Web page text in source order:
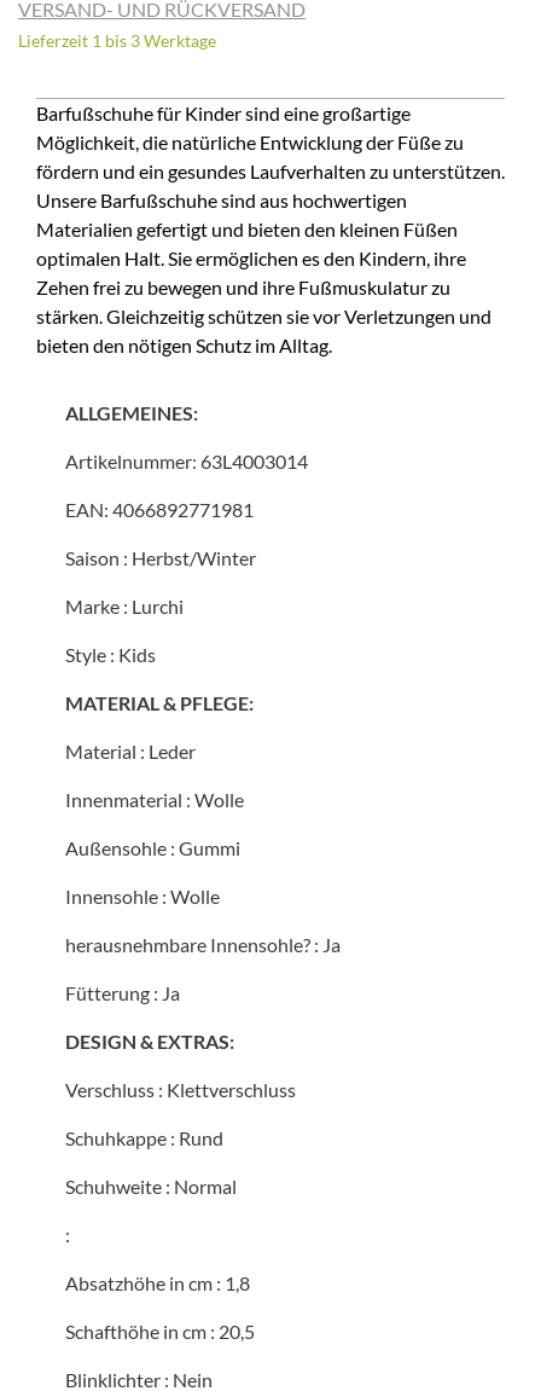
VERSAND- UND RÜCKVERSAND
Lieferzeit 1 bis 3 Werktage
Barfußschuhe für Kinder sind eine großartige
Möglichkeit, die natürliche Entwicklung der Füße zu
fördern und ein gesundes Laufverhalten zu unterstützen.
Unsere Barfußschuhe sind aus hochwertigen
Materialien gefertigt und bieten den kleinen Füßen
optimalen Halt. Sie ermöglichen es den Kindern, ihre
Zehen frei zu bewegen und ihre Fußmuskulatur zu
stärken. Gleichzeitig schützen sie vor Verletzungen und
bieten den nötigen Schutz im Alltag.
ALLGEMEINES:
Artikelnummer: 63L4003014
EAN: 4066892771981
Saison : Herbst/Winter
Marke : Lurchi
Style : Kids
MATERIAL & PFLEGE:
Material : Leder
Innenmaterial : Wolle
Außensohle : Gummi
Innensohle : Wolle
herausnehmbare Innensohle? : Ja
Fütterung : Ja
DESIGN & EXTRAS:
Verschluss : Klettverschluss
Schuhkappe : Rund
Schuhweite : Normal
:
Absatzhöhe in cm : 1,8
Schafthöhe in cm : 20,5
Blinklichter : Nein